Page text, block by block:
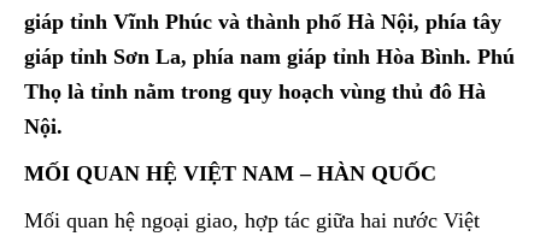
giáp tỉnh Vĩnh Phúc và thành phố Hà Nội, phía tây
giáp tỉnh Sơn La, phía nam giáp tỉnh Hòa Bình. Phú
Thọ là tỉnh nằm trong quy hoạch vùng thủ đô Hà
Nội.
MỐI QUAN HỆ VIỆT NAM – HÀN QUỐC
Mối quan hệ ngoại giao, hợp tác giữa hai nước Việt